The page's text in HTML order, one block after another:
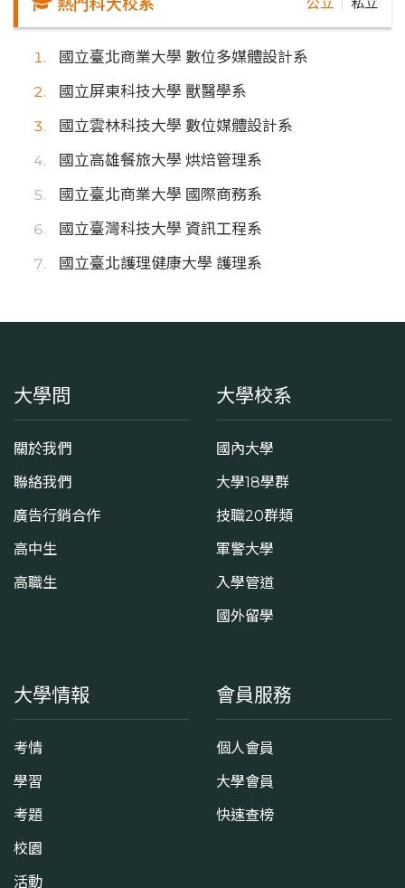
熱門科大校系 ｜
國立臺北商業大學 數位多媒體設計系
國立屏東科技大學 獸醫學系
國立雲林科技大學 數位媒體設計系
國立高雄餐旅大學 烘焙管理系
國立臺北商業大學 國際商務系
國立臺灣科技大學 資訊工程系
國立臺北護理健康大學 護理系
大學問
關於我們
聯絡我們
廣告行銷合作
高中生
高職生
大學校系
國內大學
大學18學群
技職20群類
軍警大學
入學管道
國外留學
大學情報
考情
學習
考題
校園
活動
會員服務
個人會員
大學會員
快速查榜